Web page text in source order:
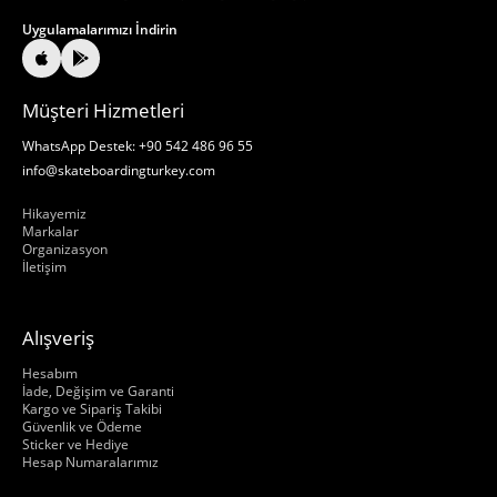
Uygulamalarımızı İndirin
Müşteri Hizmetleri
WhatsApp Destek: +90 542 486 96 55
info@skateboardingturkey.com
Hikayemiz
Markalar
Organizasyon
İletişim
Alışveriş
Hesabım
İade, Değişim ve Garanti
Kargo ve Sipariş Takibi
Güvenlik ve Ödeme
Sticker ve Hediye
Hesap Numaralarımız